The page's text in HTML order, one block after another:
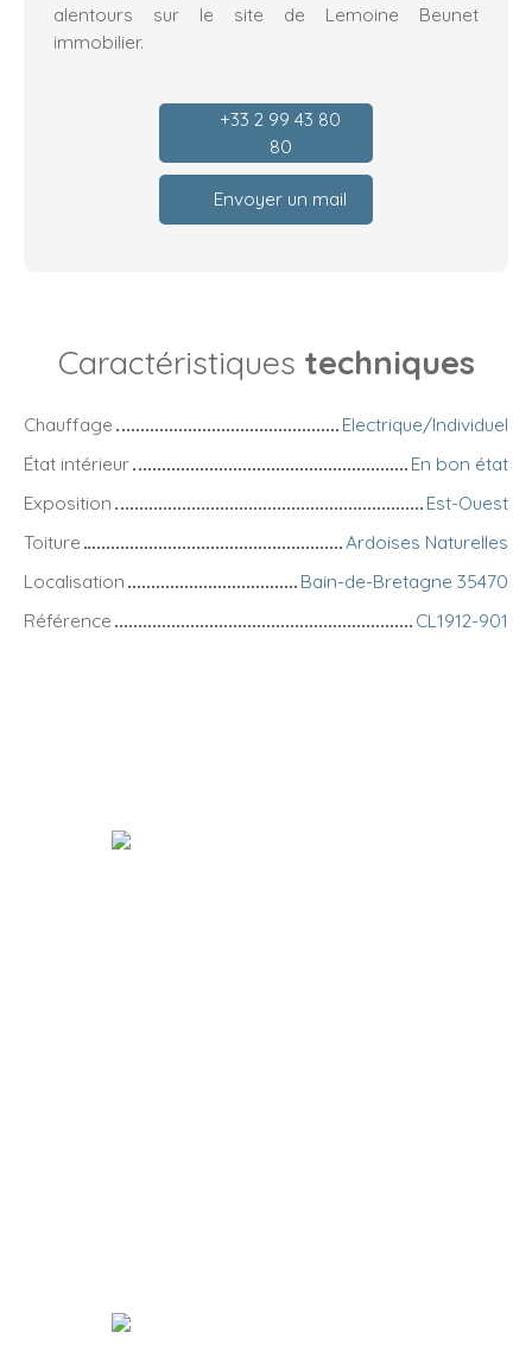
alentours sur le site de Lemoine Beunet
immobilier.
+33 2 99 43 80
80
Envoyer un mail
Caractéristiques techniques
Chauffage
Electrique/Individuel
État intérieur
En bon état
Exposition
Est-Ouest
Toiture
Ardoises Naturelles
Localisation
Bain-de-Bretagne 35470
Référence
CL1912-901